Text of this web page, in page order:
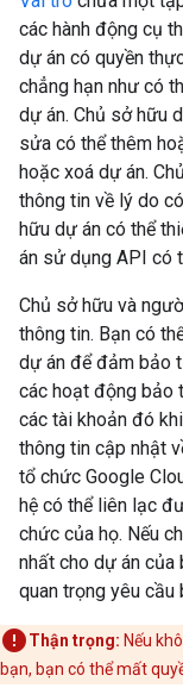
các hành động cụ
dự án có quyền
chẳng hạn như có
dự án. Chủ sở hữu
sửa có thể thêm
hoặc xoá dự án.
thông tin về lý do
hữu dự án có thể
án sử dụng API có
Chủ sở hữu và
thông tin. Bạn có
dự án để đảm bảo
các hoạt động bảo
các tài khoản đó
thông tin cập nhật
tổ chức Google
hệ có thể liên lạc
chức của họ. Nếu
nhất cho dự án của
quan trọng yêu cầu
Thận trọng: Nếu
bạn, bạn có thể mất